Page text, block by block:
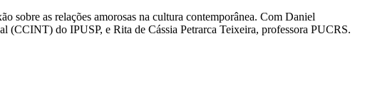
sobre as relações amorosas na cultura contemporânea. Com Daniel
(CCINT) do IPUSP, e Rita de Cássia Petrarca Teixeira, professora PUCRS.